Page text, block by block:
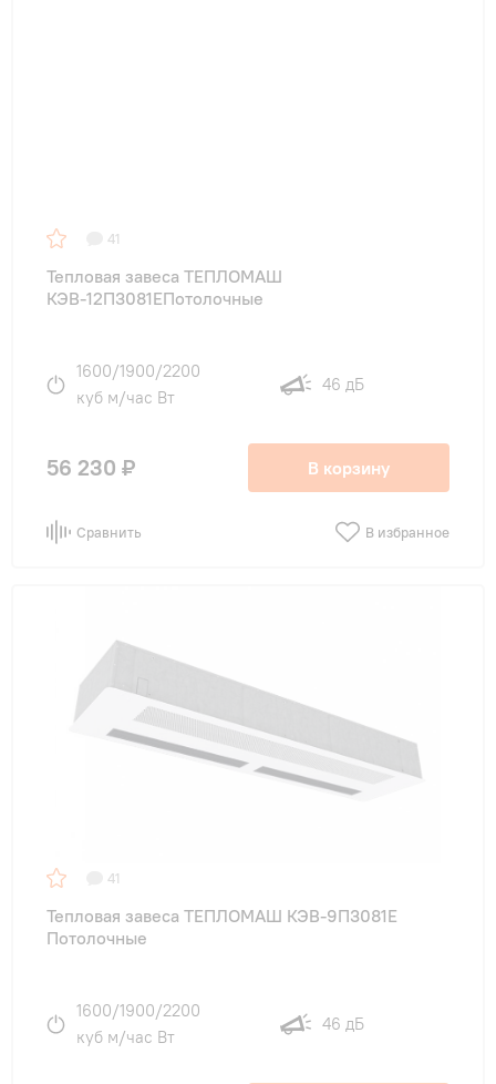
41
Тепловая завеса ТЕПЛОМАШ
КЭВ-12П3081ЕПотолочные
1600/1900/2200
куб м/час Вт
46 дБ
56 230 ₽ В корзину
Сравнить В избранное
41
Тепловая завеса ТЕПЛОМАШ КЭВ-9П3081Е
Потолочные
1600/1900/2200
куб м/час Вт
46 дБ